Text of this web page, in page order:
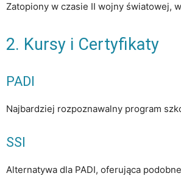
Zatopiony w czasie II wojny światowej,
2. Kursy i Certyfikaty
PADI
Najbardziej rozpoznawalny program
SSI
Alternatywa dla PADI, oferująca